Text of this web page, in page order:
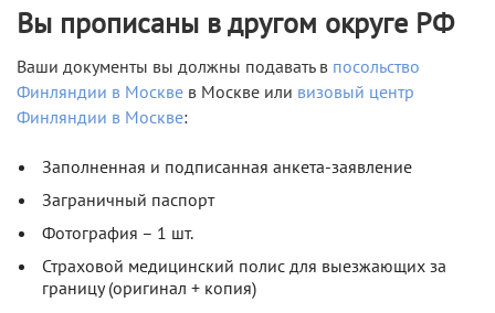
Вы прописаны в другом округе РФ
Ваши документы вы должны подавать в посольство
Финляндии в Москве в Москве или визовый центр
Финляндии в Москве:
Заполненная и подписанная анкета-заявление
Заграничный паспорт
Фотография – 1 шт.
Страховой медицинский полис для выезжающих за
границу (оригинал + копия)